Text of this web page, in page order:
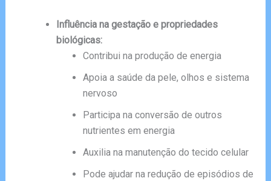
Influência na gestação e propriedades
biológicas:
Contribui na produção de energia
Apoia a saúde da pele, olhos e sistema
nervoso
Participa na conversão de outros
nutrientes em energia
Auxilia na manutenção do tecido celular
Pode ajudar na redução de episódios de